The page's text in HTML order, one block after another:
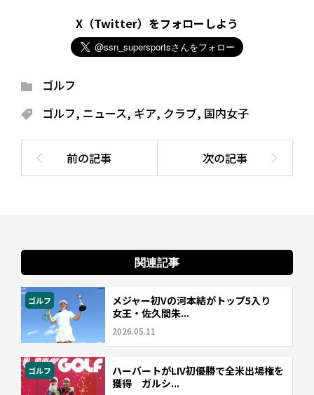
X（Twitter）をフォローしよう
ゴルフ
ゴルフ, ニュース, ギア, クラブ, 国内女子
関連記事
ゴルフ
メジャー初Vの河本結がトップ5入り
女王・佐久間朱...
2026.05.11
ゴルフ
ハーバートがLIV初優勝で全米出場権を
獲得 ガルシ...